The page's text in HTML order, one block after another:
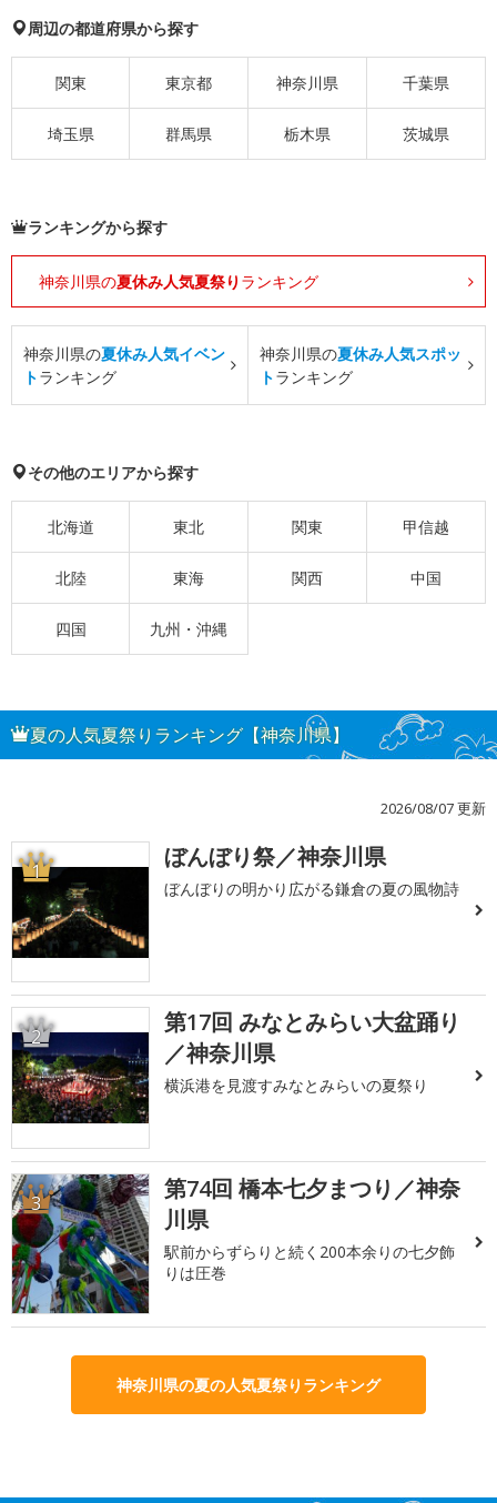
周辺の都道府県から探す
関東 東京都 神奈川県 千葉県
埼玉県 群馬県 栃木県 茨城県
ランキングから探す
神奈川県の夏休み人気夏祭り ランキング
神奈川県の夏休み人気イベン
トランキング
神奈川県の夏休み人気スポッ
トランキング
その他のエリアから探す
北海道 東北 関東 甲信越
北陸 東海 関西 中国
四国 九州・沖縄
夏の人気夏祭りランキング【神奈川県】
2026/08/07 更新
1 ぼんぼり祭／神奈川県
ぼんぼりの明かり広がる鎌倉の夏の風物詩
2
第17回 みなとみらい大盆踊り
／神奈川県
横浜港を見渡すみなとみらいの夏祭り
3
第74回 橋本七夕まつり／神奈
川県
駅前からずらりと続く200本余りの七夕飾
りは圧巻
神奈川県の夏の人気夏祭りランキング